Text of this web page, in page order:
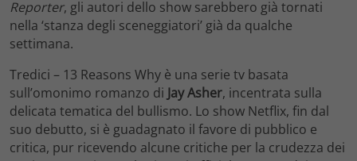
Reporter, gli autori dello show sarebbero già tornati
nella ‘stanza degli sceneggiatori’ già da qualche
settimana.
Tredici – 13 Reasons Why è una serie tv basata
sull’omonimo romanzo di Jay Asher, incentrata sulla
delicata tematica del bullismo. Lo show Netflix, fin dal
suo debutto, si è guadagnato il favore di pubblico e
critica, pur ricevendo alcune critiche per la crudezza dei